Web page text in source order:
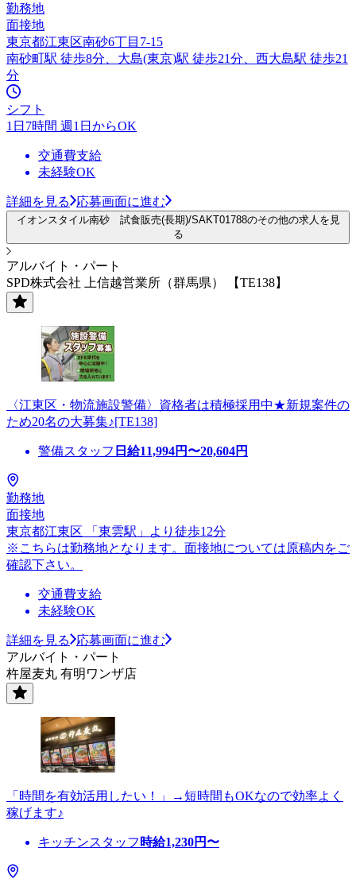
勤務地
面接地
東京都江東区南砂6丁目7-15
南砂町駅 徒歩8分、大島(東京)駅 徒歩21分、西大島駅 徒歩21
分
シフト
1日7時間 週1日からOK
交通費支給
未経験OK
詳細を見る 応募画面に進む
イオンスタイル南砂 試食販売(長期)/SAKT01788のその他の求人を見
る
アルバイト・パート
SPD株式会社 上信越営業所（群馬県） 【TE138】
〈江東区・物流施設警備〉資格者は積極採用中★新規案件の
ため20名の大募集♪[TE138]
警備スタッフ 日給11,994円〜20,604円
勤務地
面接地
東京都江東区 「東雲駅」より徒歩12分
※こちらは勤務地となります。面接地については原稿内をご
確認下さい。
交通費支給
未経験OK
詳細を見る
応募画面に進む
アルバイト・パート
杵屋麦丸 有明ワンザ店
「時間を有効活用したい！」→短時間もOKなので効率よく
稼げます♪
キッチンスタッフ 時給1,230円〜